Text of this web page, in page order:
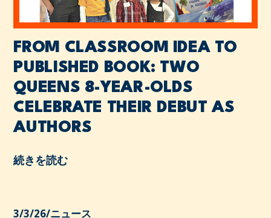
FROM CLASSROOM IDEA TO
PUBLISHED BOOK: TWO
QUEENS 8-YEAR-OLDS
CELEBRATE THEIR DEBUT AS
AUTHORS
続きを読む
3/3/26/ニュース